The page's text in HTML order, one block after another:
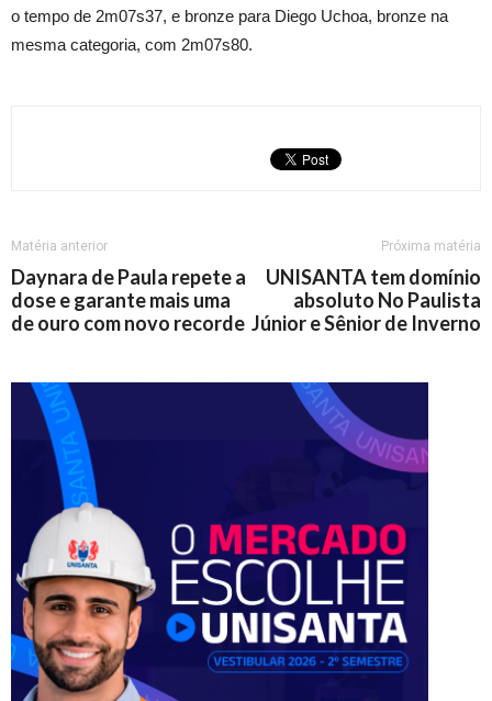
o tempo de 2m07s37, e bronze para Diego Uchoa, bronze na
mesma categoria, com 2m07s80.
Matéria anterior
Daynara de Paula repete a
dose e garante mais uma
de ouro com novo recorde
Próxima matéria
UNISANTA tem domínio
absoluto No Paulista
Júnior e Sênior de Inverno